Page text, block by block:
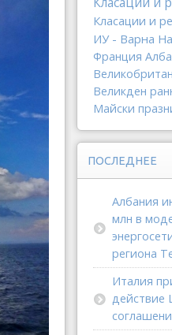
Класации и
ИУ - Варна
Франция
Великден
Майски
ПОСЛЕДНЕЕ
Албания
млн в
региона
Италия
действие